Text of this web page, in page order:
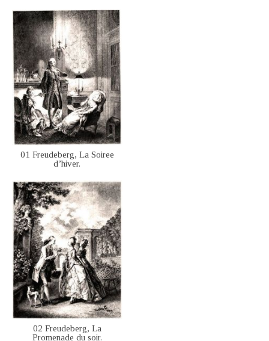
01 Freudeberg, La Soiree
d’hiver.
02 Freudeberg, La
Promenade du soir.